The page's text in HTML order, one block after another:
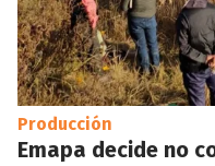
Producción
Emapa decide no